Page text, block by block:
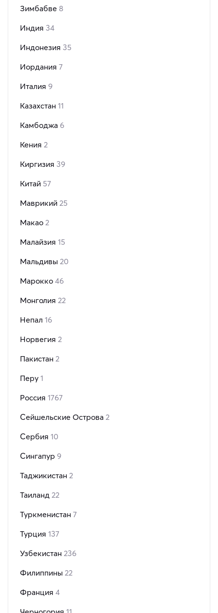
Зимбабве 8
Индия 34
Индонезия 35
Иордания 7
Италия 9
Казахстан 11
Камбоджа 6
Кения 2
Киргизия 39
Китай 57
Маврикий 25
Макао 2
Малайзия 15
Мальдивы 20
Марокко 46
Монголия 22
Непал 16
Норвегия 2
Пакистан 2
Перу 1
Россия 1767
Сейшельские Острова 2
Сербия 10
Сингапур 9
Таджикистан 2
Таиланд 22
Туркменистан 7
Турция 137
Узбекистан 236
Филиппины 22
Франция 4